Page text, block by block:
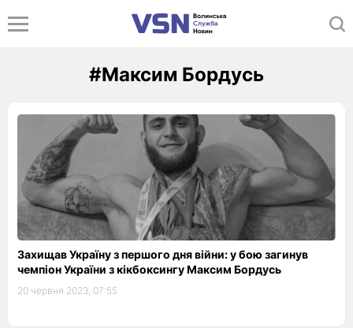
#Максим Бордусь
Захищав Україну з першого дня війни: у бою загинув
чемпіон України з кікбоксингу Максим Бордусь
20 червня 2023, 07:55